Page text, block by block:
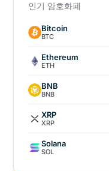
인기 암호화폐
Bitcoin
BTC
Ethereum
ETH
BNB
BNB
XRP
XRP
Solana
SOL